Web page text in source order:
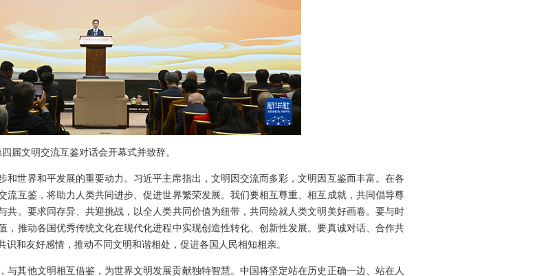
届文明交流互鉴对话会开幕式并致辞。
和世界和平发展的重要动力。习近平主席指出，文明因交流而多彩，文明因互鉴而丰富。在各
流互鉴，将助力人类共同进步、促进世界繁荣发展。我们要相互尊重、相互成就，共同倡导尊
共。要求同存异、共迎挑战，以全人类共同价值为纽带，共同绘就人类文明美好画卷。要与时
，推动各国优秀传统文化在现代化进程中实现创造性转化、创新性发展。要真诚对话、合作共
和友好感情，推动不同文明和谐相处，促进各国人民相知相亲。
与其他文明相互借鉴，为世界文明发展贡献独特智慧。中国将坚定站在历史正确一边、站在人